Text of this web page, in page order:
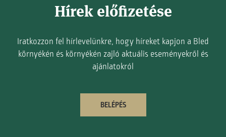
Hírek előfizetése
Iratkozzon fel hírlevelünkre, hogy híreket kapjon a Bled
környékén és környékén zajló aktuális eseményekről és
ajánlatokról
BELÉPÉS